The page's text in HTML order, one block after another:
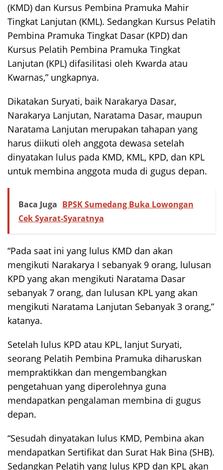
(KMD) dan Kursus Pembina Pramuka Mahir
Tingkat Lanjutan (KML). Sedangkan Kursus Pelatih
Pembina Pramuka Tingkat Dasar (KPD) dan
Kursus Pelatih Pembina Pramuka Tingkat
Lanjutan (KPL) difasilitasi oleh Kwarda atau
Kwarnas,” ungkapnya.
Dikatakan Suryati, baik Narakarya Dasar,
Narakarya Lanjutan, Naratama Dasar, maupun
Naratama Lanjutan merupakan tahapan yang
harus diikuti oleh anggota dewasa setelah
dinyatakan lulus pada KMD, KML, KPD, dan KPL
untuk membina anggota muda di gugus depan.
Baca Juga BPSK Sumedang Buka Lowongan
Cek Syarat-Syaratnya
“Pada saat ini yang lulus KMD dan akan
mengikuti Narakarya I sebanyak 9 orang, lulusan
KPD yang akan mengikuti Naratama Dasar
sebanyak 7 orang, dan lulusan KPL yang akan
mengikuti Naratama Lanjutan Sebanyak 3 orang,”
katanya.
Setelah lulus KPD atau KPL, lanjut Suryati,
seorang Pelatih Pembina Pramuka diharuskan
mempraktikkan dan mengembangkan
pengetahuan yang diperolehnya guna
mendapatkan pengalaman membina di gugus
depan.
“Sesudah dinyatakan lulus KMD, Pembina akan
mendapatkan Sertifikat dan Surat Hak Bina (SHB).
Sedangkan Pelatih yang lulus KPD dan KPL akan